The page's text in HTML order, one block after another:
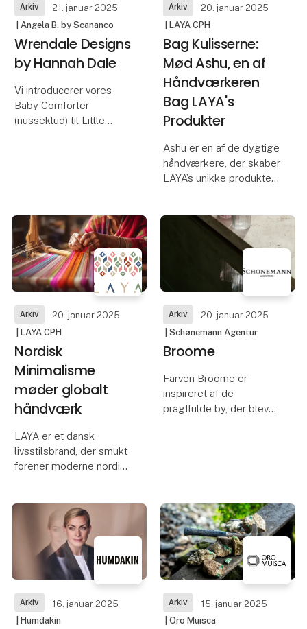
Arkiv
21. januar 2025
| Angela B. by Scananco
Wrendale Designs
by Hannah Dale
Vi introducerer vores
Baby Comforter
(nusseklud) til Little
et 'til og fra' ga
Arkiv
20. januar 2025
| LAYA CPH
Bag Kulisserne:
Mød Ashu, en af
Håndværkeren
Bag LAYA's
Produkter
Ashu er en af de dygtige
håndværkere, der skaber
LAYA’s unikke produkter i
landdistrikt, hvor
mulighederne for
begrænsede. Som en
ung kvinde i et sa
Arkiv
20. januar 2025
| LAYA CPH
Nordisk
Minimalisme
møder globalt
håndværk
LAYA er et dansk
livsstilsbrand, der smukt
forener moderne nordisk
ansvarlighed. Med
rødder i Nepal og et
stærkt fokus på
bæredygtighed arbejder
LAYA tæt samme
Arkiv
20. januar 2025
| Schønemann Agentur
Broome
Farven Broome er
inspireret af de
pragtfulde by, der blev
Arkiv
16. januar 2025
| Humdakin
Arkiv
15. januar 2025
| Oro Muisca